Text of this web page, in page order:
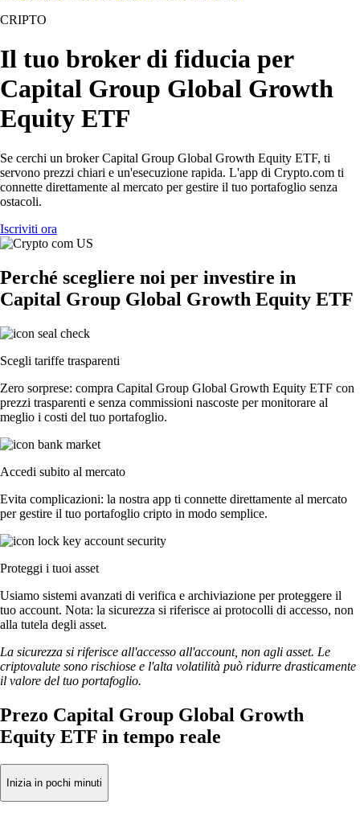
CRIPTO
Il tuo broker di fiducia per
Capital Group Global Growth
Equity ETF
Se cerchi un broker Capital Group Global Growth Equity ETF, ti
servono prezzi chiari e un'esecuzione rapida. L'app di Crypto.com ti
connette direttamente al mercato per gestire il tuo portafoglio senza
ostacoli.
Iscriviti ora
Perché scegliere noi per investire in
Capital Group Global Growth Equity ETF
Scegli tariffe trasparenti
Zero sorprese: compra Capital Group Global Growth Equity ETF con
prezzi trasparenti e senza commissioni nascoste per monitorare al
meglio i costi del tuo portafoglio.
Accedi subito al mercato
Evita complicazioni: la nostra app ti connette direttamente al mercato
per gestire il tuo portafoglio cripto in modo semplice.
Proteggi i tuoi asset
Usiamo sistemi avanzati di verifica e archiviazione per proteggere il
tuo account. Nota: la sicurezza si riferisce ai protocolli di accesso, non
alla tutela degli asset.
La sicurezza si riferisce all'accesso all'account, non agli asset. Le
criptovalute sono rischiose e l'alta volatilità può ridurre drasticamente
il valore del tuo portafoglio.
Prezo Capital Group Global Growth
Equity ETF in tempo reale
Inizia in pochi minuti